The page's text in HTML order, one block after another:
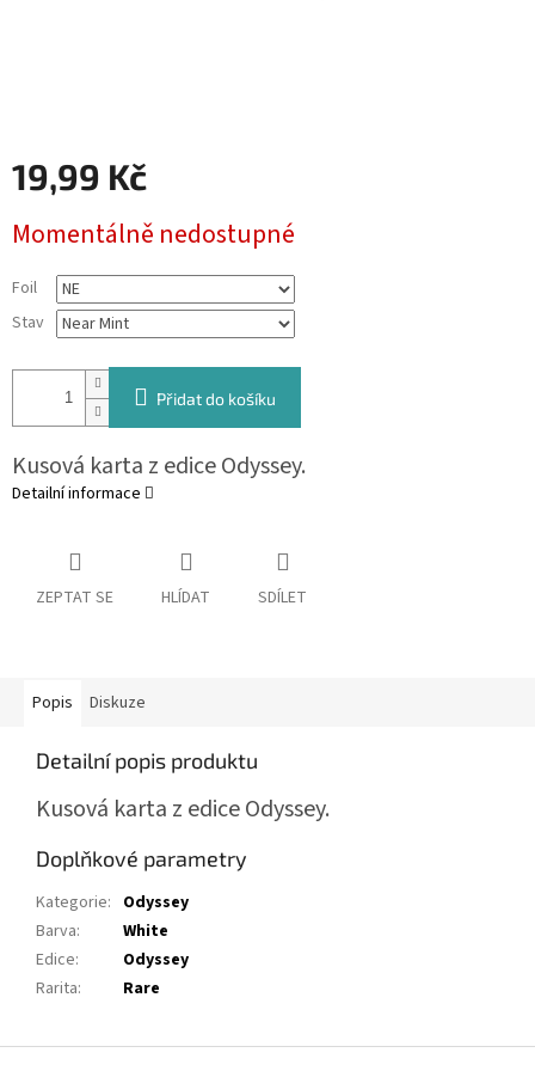
19,99 Kč
cena:
Momentálně nedostupné
Foil
Stav
Přidat do košíku
Kusová karta z edice Odyssey.
Detailní informace
ZEPTAT SE HLÍDAT SDÍLET
Popis Diskuze
Detailní popis produktu
Kusová karta z edice Odyssey.
Doplňkové parametry
Kategorie: Odyssey
Barva:
White
Edice:
Odyssey
Rarita: Rare